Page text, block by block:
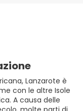
Lanzarote è
con le altre Isole
A causa delle